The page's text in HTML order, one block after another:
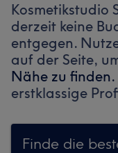
Kosmetikstudio
derzeit keine
entgegen.
auf der Seite,
Nähe zu finden.
erstklassige
Finde die